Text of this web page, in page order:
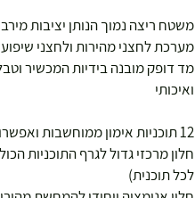
משטח ריצה נמוך הנותן יציבות
מערכת לחצני מהירות ולחצני
מד דופק מובנה בידיות המכשיר
ואיכותי
12 תוכניות אימון ממוחשבות ואפשרות להכנסת נתוני משקל, מין וגובה המתאמן
חלון מרכזי גדול לגרף התוכניות
לכל תוכנית)